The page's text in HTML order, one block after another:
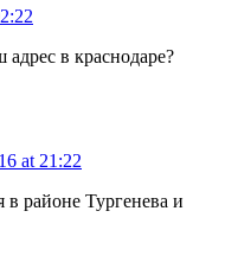
в краснодаре?
at 21:22
в районе Тургенева и